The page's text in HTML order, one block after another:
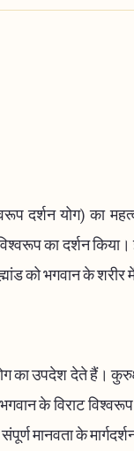
दर्शन योग) का
का दर्शन
को भगवान के शरीर
का उपदेश देते हैं।
के विराट विश्वरूप
मानवता के